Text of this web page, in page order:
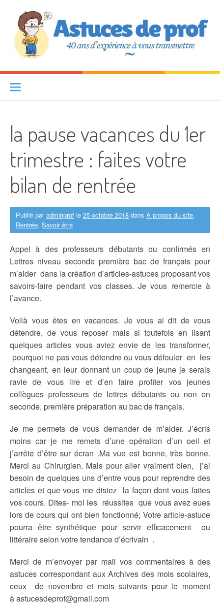
Astuces de prof
la pause vacances du 1er
trimestre : faites votre
bilan de rentrée
Publié paradminprof le 25 octobre 2018 dans À propos du site,
Rentrée, Savoir être
Appel à des professeurs débutants ou confirmés en
Lettres niveau seconde première bac de français pour
m’aider dans la création d’articles-astuces proposant vos
savoirs-faire pendant vos classes. Je vous remercie à
l’avance.
Voilà vous êtes en vacances. Je vous ai dit de vous
détendre, de vous reposer mais si toutefois en lisant
quelques articles vous aviez envie de les transformer,
pourquoi ne pas vous détendre ou vous défouler en les
changeant, en leur donnant un coup de jeune je serais
ravie de vous lire et d’en faire profiter vos jeunes
collègues professeurs de lettres débutants ou non en
seconde, première préparation au bac de français.
Je me permets de vous demander de m’aider. J’écris
moins car je me remets d’une opération d’un oeil et
j’arrête d’être sur écran .Ma vue est bonne, très bonne.
Merci au Chirurgien. Mais pour aller vraiment bien, j’ai
besoin de quelques uns d’entre vous pour reprendre des
articles et que vous me disiez la façon dont vous faites
vos cours. Dites- moi les réussites que vous avez eues
lors de cours qui ont bien fonctionné; Votre article-astuce
pourra être synthétique pour servir efficacement ou
littéraire selon votre tendance d’écrivain .
Merci de m’envoyer par mail vos commentaires à des
astuces correspondant aux Archives des mois scolaires,
ceux de novembre et mois suivants pour le moment
à astucesdeprof@gmail.com